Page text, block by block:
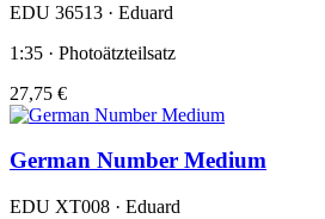
EDU 36513 · Eduard
1:35 · Photoätzteilsatz
27,75 €
German Number Medium
EDU XT008 · Eduard